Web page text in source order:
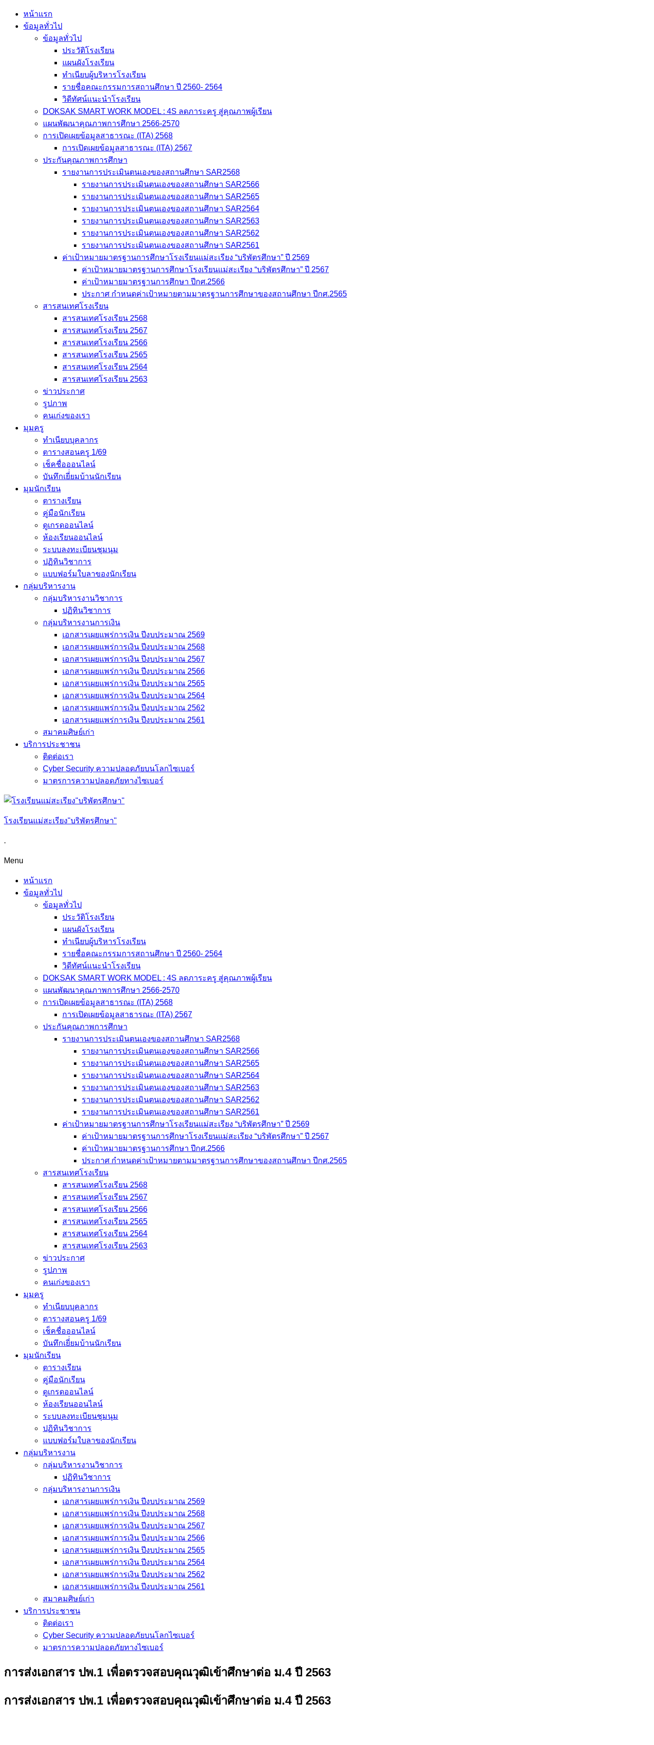
Skip
หน้าแรก
ข้อมูลทั่วไป
ข้อมูลทั่วไป
ประวัติโรงเรียน
แผนผังโรงเรียน
ทำเนียบผู้บริหารโรงเรียน
รายชื่อคณะกรรมการสถานศึกษา ปี 2560- 2564
วิดีทัศน์แนะนำโรงเรียน
DOKSAK SMART WORK MODEL : 4S ลดภาระครู สู่คุณภาพผู้เรียน
แผนพัฒนาคุณภาพการศึกษา 2566-2570
การเปิดเผยข้อมูลสาธารณะ (ITA) 2568
การเปิดเผยข้อมูลสาธารณะ (ITA) 2567
ประกันคุณภาพการศึกษา
รายงานการประเมินตนเองของสถานศึกษา SAR2568
รายงานการประเมินตนเองของสถานศึกษา SAR2566
รายงานการประเมินตนเองของสถานศึกษา SAR2565
รายงานการประเมินตนเองของสถานศึกษา SAR2564
รายงานการประเมินตนเองของสถานศึกษา SAR2563
รายงานการประเมินตนเองของสถานศึกษา SAR2562
รายงานการประเมินตนเองของสถานศึกษา SAR2561
ค่าเป้าหมายมาตรฐานการศึกษาโรงเรียนแม่สะเรียง “บริพัตรศึกษา” ปี 2569
ค่าเป้าหมายมาตรฐานการศึกษาโรงเรียนแม่สะเรียง “บริพัตรศึกษา” ปี 2567
ค่าเป้าหมายมาตรฐานการศึกษา ปีกศ.2566
ประกาศ กำหนดค่าเป้าหมายตามมาตรฐานการศึกษาของสถานศึกษา ปีกศ.2565
สารสนเทศโรงเรียน
สารสนเทศโรงเรียน 2568
สารสนเทศโรงเรียน 2567
สารสนเทศโรงเรียน 2566
สารสนเทศโรงเรียน 2565
สารสนเทศโรงเรียน 2564
สารสนเทศโรงเรียน 2563
ข่าวประกาศ
รูปภาพ
คนเก่งของเรา
มุมครู
ทำเนียบบุคลากร
ตารางสอนครู 1/69
เช็คชื่อออนไลน์
บันทึกเยี่่ยมบ้านนักเรียน
มุมนักเรียน
ตารางเรียน
คู่มือนักเรียน
ดูเกรดออนไลน์
ห้องเรียนออนไลน์
ระบบลงทะเบียนชุมนุม
ปฏิทินวิชาการ
แบบฟอร์มใบลาของนักเรียน
กลุ่มบริหารงาน
กลุ่มบริหารงานวิชาการ
ปฏิทินวิชาการ
กลุ่มบริหารงานการเงิน
เอกสารเผยแพร่การเงิน ปีงบประมาณ 2569
เอกสารเผยแพร่การเงิน ปีงบประมาณ 2568
เอกสารเผยแพร่การเงิน ปีงบประมาณ 2567
เอกสารเผยแพร่การเงิน ปีงบประมาณ 2566
เอกสารเผยแพร่การเงิน ปีงบประมาณ 2565
เอกสารเผยแพร่การเงิน ปีงบประมาณ 2564
เอกสารเผยแพร่การเงิน ปีงบประมาณ 2562
เอกสารเผยแพร่การเงิน ปีงบประมาณ 2561
สมาคมศิษย์เก่า
บริการประชาชน
ติดต่อเรา
Cyber Security ความปลอดภัยบนโลกไซเบอร์
มาตรการความปลอดภัยทางไซเบอร์
โรงเรียนแม่สะเรียง"บริพัตรศึกษา"
.
Menu
หน้าแรก
ข้อมูลทั่วไป
ข้อมูลทั่วไป
ประวัติโรงเรียน
แผนผังโรงเรียน
ทำเนียบผู้บริหารโรงเรียน
รายชื่อคณะกรรมการสถานศึกษา ปี 2560- 2564
วิดีทัศน์แนะนำโรงเรียน
DOKSAK SMART WORK MODEL : 4S ลดภาระครู สู่คุณภาพผู้เรียน
แผนพัฒนาคุณภาพการศึกษา 2566-2570
การเปิดเผยข้อมูลสาธารณะ (ITA) 2568
การเปิดเผยข้อมูลสาธารณะ (ITA) 2567
ประกันคุณภาพการศึกษา
รายงานการประเมินตนเองของสถานศึกษา SAR2568
รายงานการประเมินตนเองของสถานศึกษา SAR2566
รายงานการประเมินตนเองของสถานศึกษา SAR2565
รายงานการประเมินตนเองของสถานศึกษา SAR2564
รายงานการประเมินตนเองของสถานศึกษา SAR2563
รายงานการประเมินตนเองของสถานศึกษา SAR2562
รายงานการประเมินตนเองของสถานศึกษา SAR2561
ค่าเป้าหมายมาตรฐานการศึกษาโรงเรียนแม่สะเรียง “บริพัตรศึกษา” ปี 2569
ค่าเป้าหมายมาตรฐานการศึกษาโรงเรียนแม่สะเรียง “บริพัตรศึกษา” ปี 2567
ค่าเป้าหมายมาตรฐานการศึกษา ปีกศ.2566
ประกาศ กำหนดค่าเป้าหมายตามมาตรฐานการศึกษาของสถานศึกษา ปีกศ.2565
สารสนเทศโรงเรียน
สารสนเทศโรงเรียน 2568
สารสนเทศโรงเรียน 2567
สารสนเทศโรงเรียน 2566
สารสนเทศโรงเรียน 2565
สารสนเทศโรงเรียน 2564
สารสนเทศโรงเรียน 2563
ข่าวประกาศ
รูปภาพ
คนเก่งของเรา
มุมครู
ทำเนียบบุคลากร
ตารางสอนครู 1/69
เช็คชื่อออนไลน์
บันทึกเยี่่ยมบ้านนักเรียน
มุมนักเรียน
ตารางเรียน
คู่มือนักเรียน
ดูเกรดออนไลน์
ห้องเรียนออนไลน์
ระบบลงทะเบียนชุมนุม
ปฏิทินวิชาการ
แบบฟอร์มใบลาของนักเรียน
กลุ่มบริหารงาน
กลุ่มบริหารงานวิชาการ
ปฏิทินวิชาการ
กลุ่มบริหารงานการเงิน
เอกสารเผยแพร่การเงิน ปีงบประมาณ 2569
เอกสารเผยแพร่การเงิน ปีงบประมาณ 2568
เอกสารเผยแพร่การเงิน ปีงบประมาณ 2567
เอกสารเผยแพร่การเงิน ปีงบประมาณ 2566
เอกสารเผยแพร่การเงิน ปีงบประมาณ 2565
เอกสารเผยแพร่การเงิน ปีงบประมาณ 2564
เอกสารเผยแพร่การเงิน ปีงบประมาณ 2562
เอกสารเผยแพร่การเงิน ปีงบประมาณ 2561
สมาคมศิษย์เก่า
บริการประชาชน
ติดต่อเรา
Cyber Security ความปลอดภัยบนโลกไซเบอร์
มาตรการความปลอดภัยทางไซเบอร์
การส่งเอกสาร ปพ.1 เพื่อตรวจสอบคุณวุฒิเข้าศึกษาต่อ ม.4 ปี 2563
การส่งเอกสาร ปพ.1 เพื่อตรวจสอบคุณวุฒิเข้าศึกษาต่อ ม.4 ปี 2563